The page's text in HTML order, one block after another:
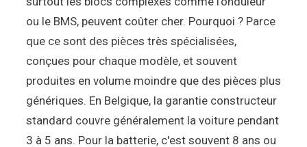
ou le BMS, peuvent coûter cher. Pourquoi ? Parce
que ce sont des pièces très spécialisées,
conçues pour chaque modèle, et souvent
produites en volume moindre que des pièces plus
génériques. En Belgique, la garantie constructeur
standard couvre généralement la voiture pendant
3 à 5 ans. Pour la batterie, c'est souvent 8 ans ou